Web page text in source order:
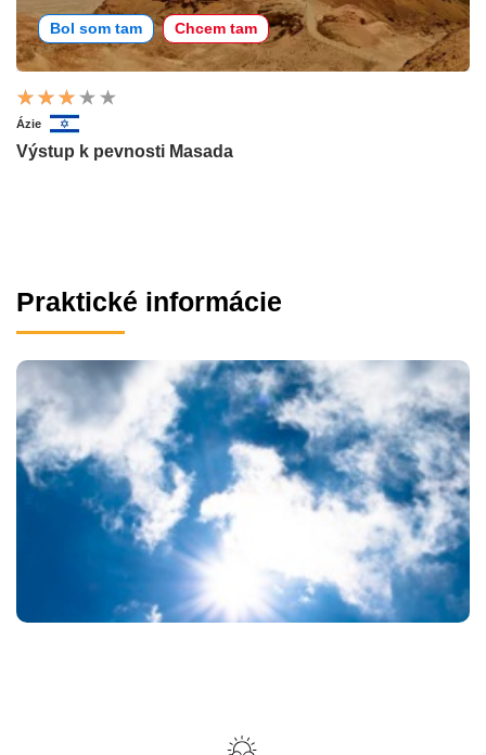
Bol som tam Chcem tam
Ázie
Výstup k pevnosti Masada
Praktické informácie